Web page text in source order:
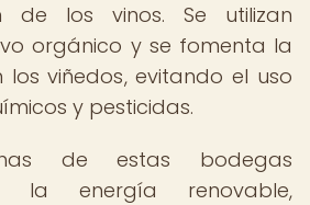
de los vinos. Se utilizan
orgánico y se fomenta la
los viñedos, evitando el uso
y pesticidas.
de estas bodegas
la energía renovable,